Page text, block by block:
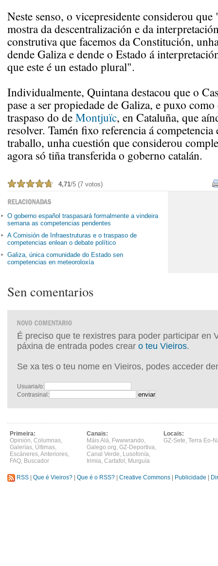
Neste senso, o vicepresidente considerou que
mostra da descentralización e da
construtiva que facemos da Constitución,
dende Galiza e dende o Estado á
que este é un estado plural".
Individualmente, Quintana destacou que o
pase a ser propiedade de Galiza, e puxo
traspaso do deMontjuïc, en Cataluña, que
resolver. Tamén fixo referencia á
traballo, unha cuestión que considerou
agora só tiña transferida o goberno catalán.
4,71/5 (7 votos)
O goberno español traspasará formalmente a vindeira
semana as competencias pendentes
A Comisión de Infraestruturas e o traspaso de
competencias enlean o debate político
Galiza, única comunidade do Estado sen
competencias en meteoroloxía
Sen comentarios
É preciso que te rexistres para poder participar en
páxina de entrada podes crear o teu Vieiros.
Se xa tes o teu nome en Vieiros, podes acceder
Usuaria/o:
Contrasinal:
Primeira:
Opinión, Columnas,
Galerías, Últimas,
Escáneres,Anteriores,
FAQ, Buscador
Canais:
Máis Alá, Fwwwrando,
Galego.org, GZ-Deportiva,
Canal Verde, Lusofonía,
Irimia, Cartafol , Murguía
Locais:
GZ-Sete, Terra Eo-
RSS Que é Vieiros? Que é o RSS? Creative Commons Publicidade